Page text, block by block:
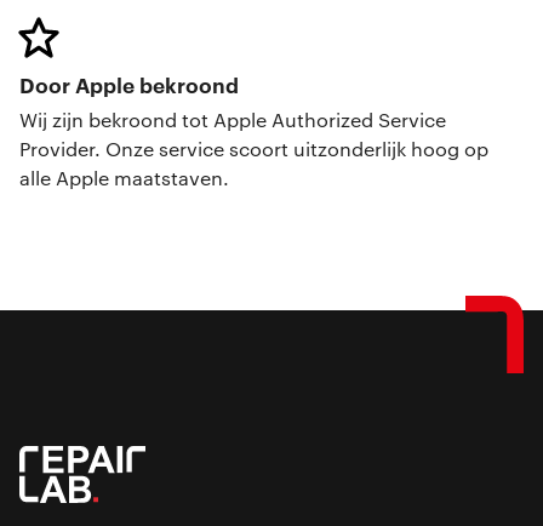
Door Apple bekroond
Wij zijn bekroond tot Apple Authorized Service
Provider. Onze service scoort uitzonderlijk hoog op
alle Apple maatstaven.